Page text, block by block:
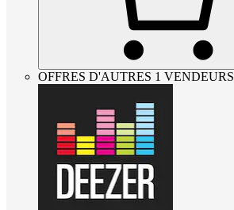
OFFRES D'AUTRES 1 VENDEURS